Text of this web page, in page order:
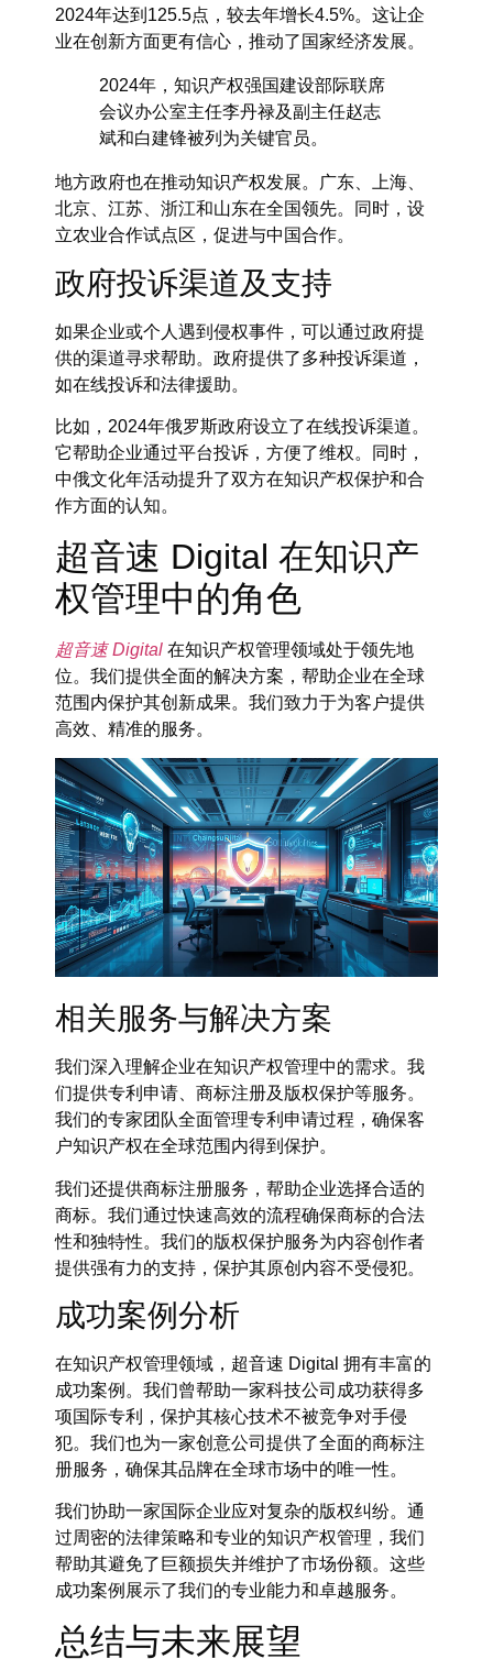
2024年达到125.5点，较去年增长4.5%。这让企
业在创新方面更有信心，推动了国家经济发展。
2024年，知识产权强国建设部际联席
会议办公室主任李丹禄及副主任赵志
斌和白建锋被列为关键官员。
地方政府也在推动知识产权发展。广东、上海、
北京、江苏、浙江和山东在全国领先。同时，设
立农业合作试点区，促进与中国合作。
政府投诉渠道及支持
如果企业或个人遇到侵权事件，可以通过政府提
供的渠道寻求帮助。政府提供了多种投诉渠道，
如在线投诉和法律援助。
比如，2024年俄罗斯政府设立了在线投诉渠道。
它帮助企业通过平台投诉，方便了维权。同时，
中俄文化年活动提升了双方在知识产权保护和合
作方面的认知。
超音速 Digital 在知识产
权管理中的角色
超音速 Digital 在知识产权管理领域处于领先地
位。我们提供全面的解决方案，帮助企业在全球
范围内保护其创新成果。我们致力于为客户提供
高效、精准的服务。
相关服务与解决方案
我们深入理解企业在知识产权管理中的需求。我
们提供专利申请、商标注册及版权保护等服务。
我们的专家团队全面管理专利申请过程，确保客
户知识产权在全球范围内得到保护。
我们还提供商标注册服务，帮助企业选择合适的
商标。我们通过快速高效的流程确保商标的合法
性和独特性。我们的版权保护服务为内容创作者
提供强有力的支持，保护其原创内容不受侵犯。
成功案例分析
在知识产权管理领域，超音速 Digital 拥有丰富的
成功案例。我们曾帮助一家科技公司成功获得多
项国际专利，保护其核心技术不被竞争对手侵
犯。我们也为一家创意公司提供了全面的商标注
册服务，确保其品牌在全球市场中的唯一性。
我们协助一家国际企业应对复杂的版权纠纷。通
过周密的法律策略和专业的知识产权管理，我们
帮助其避免了巨额损失并维护了市场份额。这些
成功案例展示了我们的专业能力和卓越服务。
总结与未来展望